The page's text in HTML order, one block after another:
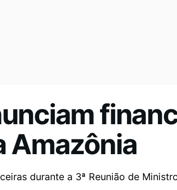
Amazônia
durante a 3ª Reunião de